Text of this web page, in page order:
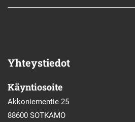
Yhteystiedot
Käyntiosoite
Akkoniementie 25
88600 SOTKAMO